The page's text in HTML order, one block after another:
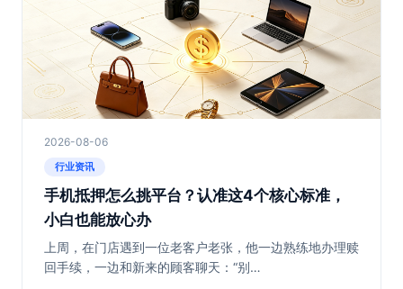
2026-08-06
行业资讯
手机抵押怎么挑平台？认准这4个核心标准，
小白也能放心办
上周，在门店遇到一位老客户老张，他一边熟练地办理赎
回手续，一边和新来的顾客聊天：“别…